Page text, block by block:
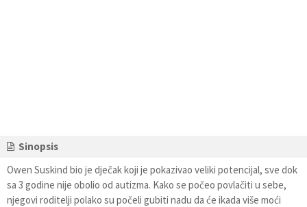
Sinopsis
Owen Suskind bio je dječak koji je pokazivao veliki potencijal, sve dok
sa 3 godine nije obolio od autizma. Kako se počeo povlačiti u sebe,
njegovi roditelji polako su počeli gubiti nadu da će ikada više moći